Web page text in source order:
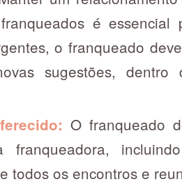
é
o franqueado
sugestões,
O franqueado
franqueadora,
todos os encontros e